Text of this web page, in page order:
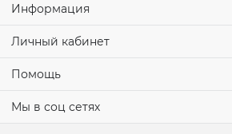
Информация
Личный кабинет
Помощь
Мы в соц сетях